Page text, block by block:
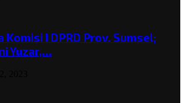
Komisi I DPRD Prov. Sumsel;
Yuzar,…